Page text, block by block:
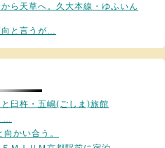
ら天草へ。久大本線・ゆふいん
と言うが…
臼杵・五嶋(ごしま)旅館
…
かい合う。